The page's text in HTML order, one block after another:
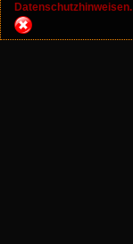
Datenschutzhinweisen.